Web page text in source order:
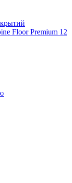
Floor Premium 12